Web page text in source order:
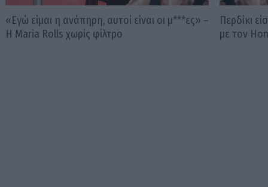
«Εγώ είμαι η ανάπηρη, αυτοί είναι οι μ***ες» –
Η Maria Rolls χωρίς φίλτρο
Περδίκι
με τον